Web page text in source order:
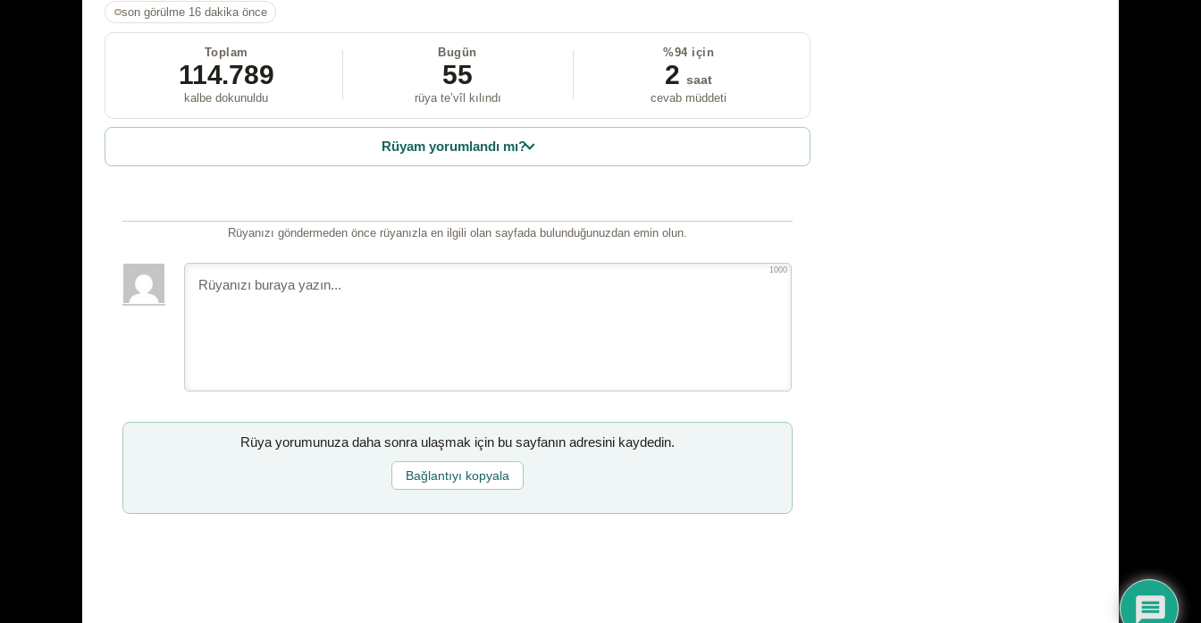
son görülme 16 dakika önce
Toplam
114.789
kalbe dokunuldu
Bugün
55
rüya te’vîl kılındı
%94 için
2 saat
cevab müddeti
Rüyam yorumlandı mı?
Rüyanızı göndermeden önce rüyanızla en ilgili olan sayfada bulunduğunuzdan emin olun.
1000
Rüya yorumunuza daha sonra ulaşmak için bu sayfanın adresini kaydedin.
Bağlantıyı kopyala